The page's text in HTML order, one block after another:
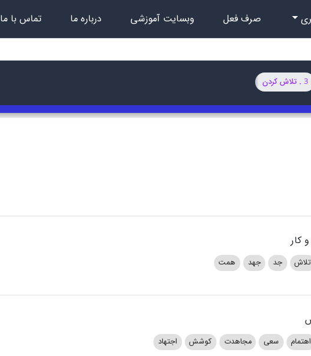
صرف فعل وبسایت آموزشی درباره ما تماس با ما
3 . تلاش کردن
کار
تلاش جد جهد همت
اهتمام سعی مجاهدت کوشش
اجتهاد